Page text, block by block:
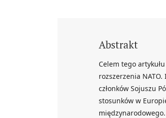
Abstrakt
Celem tego
rozszerzenia
członków Sojuszu
stosunków w